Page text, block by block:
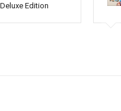
Edition